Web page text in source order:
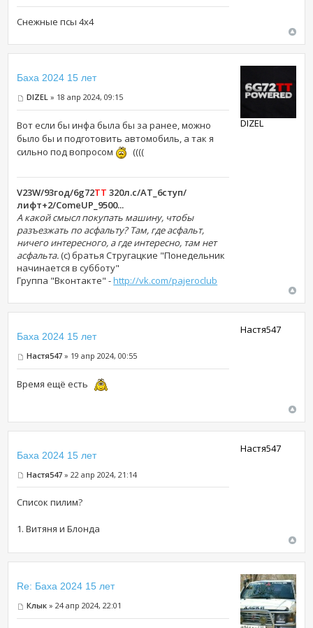
Снежные псы 4х4
Баха 2024 15 лет
DIZEL » 18 апр 2024, 09:15
Вот если бы инфа была бы за ранее, можно
было бы и подготовить автомобиль, а так я
сильно под вопросом
((((
V23W/93год/6g72TT 320л.с/АТ_6ступ/
лифт+2/ComeUP_9500...
А какой смысл покупать машину, чтобы
разъезжать по асфальту? Там, где асфальт,
ничего интересного, а где интересно, там нет
асфальта.(c) братья Стругацкие "Понедельник
начинается в субботу"
Группа "Вконтакте" -http://vk.com/pajeroclub
DIZEL
Баха 2024 15 лет
Настя547 » 19 апр 2024, 00:55
Время ещё есть
Настя547
Баха 2024 15 лет
Настя547 » 22 апр 2024, 21:14
Список пилим?
1. Витяня и Блонда
Настя547
Re: Баха 2024 15 лет
Клык » 24 апр 2024, 22:01